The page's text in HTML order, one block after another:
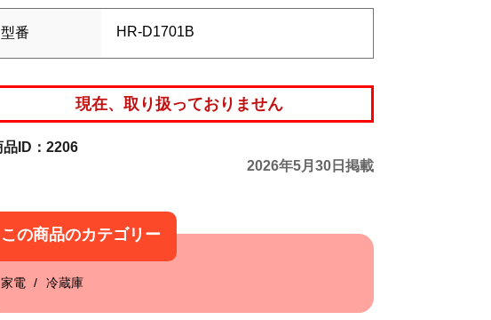
型番 HR-D1701B
現在、取り扱っておりません
2206
2026年5月30日掲載
この商品のカテゴリー
家電 冷蔵庫